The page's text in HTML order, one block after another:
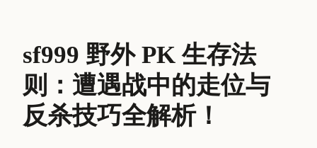
sf999 野外 PK 生存法
则：遭遇战中的走位与
反杀技巧全解析！